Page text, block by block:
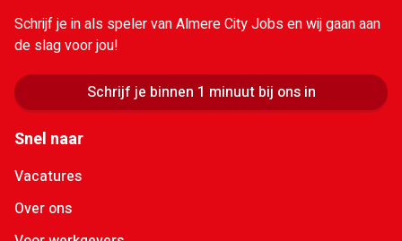
Schrijf je in als speler van Almere City Jobs en wij gaan aan
de slag voor jou!
Schrijf je binnen 1 minuut bij ons in
Snel naar
Vacatures
Over ons